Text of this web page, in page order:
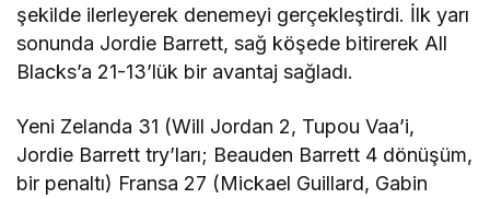
şekilde ilerleyerek denemeyi gerçekleştirdi. İlk yarı
sonunda Jordie Barrett, sağ köşede bitirerek All
Blacks’a 21-13’lük bir avantaj sağladı.
Yeni Zelanda 31 (Will Jordan 2, Tupou Vaa’i,
Jordie Barrett try’ları; Beauden Barrett 4 dönüşüm,
bir penaltı) Fransa 27 (Mickael Guillard, Gabin